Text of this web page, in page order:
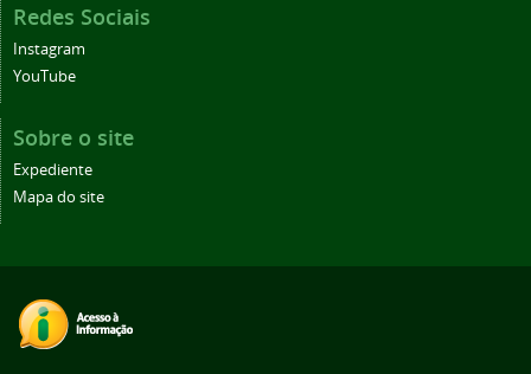
Redes Sociais
Instagram
YouTube
Sobre o site
Expediente
Mapa do site